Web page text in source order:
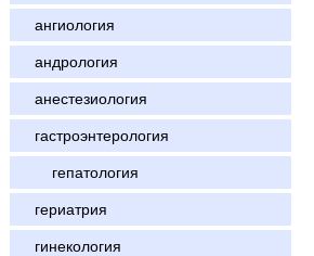
ангиология
андрология
анестезиология
гастроэнтерология
гепатология
гериатрия
гинекология